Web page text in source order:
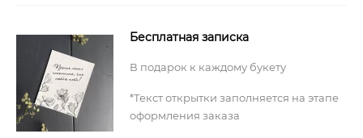
Бесплатная записка
В подарок к каждому букету
*Текст открытки заполняется на этапе
оформления заказа